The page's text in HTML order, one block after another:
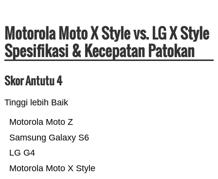
Motorola Moto X Style vs. LG X Style
Spesifikasi & Kecepatan Patokan
Skor Antutu 4
Tinggi lebih Baik
Motorola Moto X Style
LG G4
Samsung Galaxy S6
Motorola Moto Z